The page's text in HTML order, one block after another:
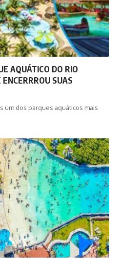
AQUÁTICO DO RIO
SUAS
um dos parques aquáticos mais